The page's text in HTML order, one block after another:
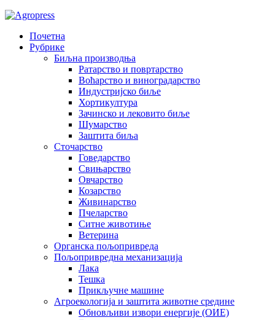
Почетна
Рубрике
Биљна производња
Ратарство и повртарство
Воћарство и виноградарство
Индустријско биље
Хортикултура
Зачинско и лековито биље
Шумарство
Заштита биља
Сточарство
Говедарство
Свињарство
Овчарство
Козарство
Живинарство
Пчеларство
Ситне животиње
Ветерина
Органска пољопривреда
Пољопривредна механизација
Лака
Тешка
Прикључне машине
Агроекологија и заштита животне средине
Обновљиви извори енергије (ОИЕ)